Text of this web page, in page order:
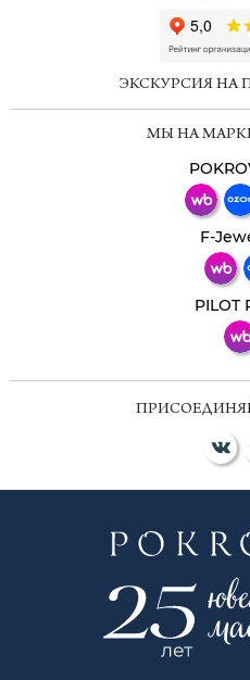
ЭКСКУРСИЯ НА
МЫ НА
F-
PILOT